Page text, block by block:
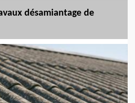
désamiantage de